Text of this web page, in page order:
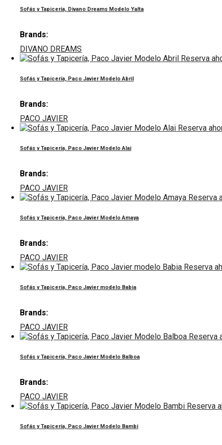
Sofás y Tapicería, Divano Dreams Modelo Yalta
Brands:
DIVANO DREAMS
Reserva
Sofás y Tapicería, Paco Javier Modelo Abril
Brands:
PACO JAVIER
Reserva
Sofás y Tapicería, Paco Javier Modelo Alai
Brands:
PACO JAVIER
Reserva
Sofás y Tapicería, Paco Javier Modelo Amaya
Brands:
PACO JAVIER
Reserva
Sofás y Tapicería, Paco Javier modelo Babia
Brands:
PACO JAVIER
Reserva
Sofás y Tapicería, Paco Javier Modelo Balboa
Brands:
PACO JAVIER
Reserva
Sofás y Tapicería, Paco Javier Modelo Bambi